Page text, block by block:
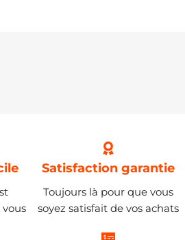
Satisfaction garantie
Toujours là pour que vous
soyez satisfait de vos achats